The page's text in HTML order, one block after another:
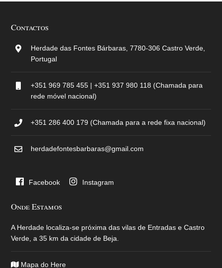
Contactos
Herdade das Fontes Bárbaras, 7780-306 Castro Verde,
Portugal
+351 969 785 455 | +351 937 980 118 (Chamada para
rede móvel nacional)
+351 286 400 179 (Chamada para a rede fixa nacional)
herdadefontesbarbaras@gmail.com
Facebook Instagram
Onde Estamos
A Herdade localiza-se próxima das vilas de Entradas e Castro
Verde, a 35 km da cidade de Beja.
Mapa do Here